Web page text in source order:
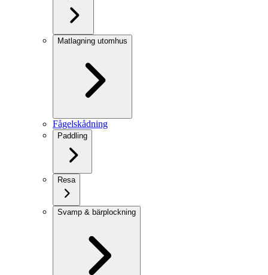
Matlagning utomhus
Fågelskådning
Paddling
Resa
Svamp & bärplockning